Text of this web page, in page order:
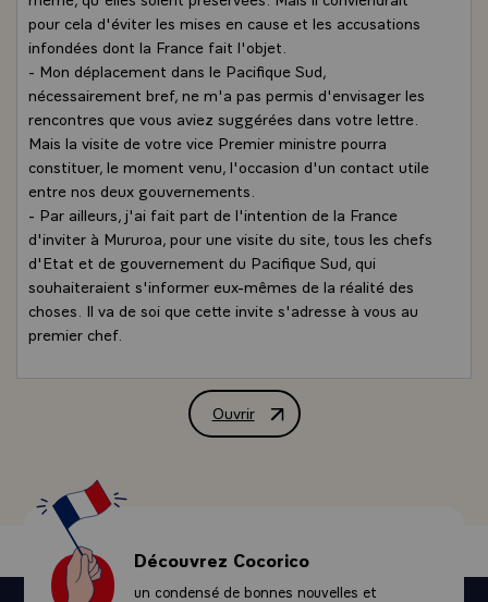
pour cela d'éviter les mises en cause et les accusations
infondées dont la France fait l'objet.
- Mon déplacement dans le Pacifique Sud,
nécessairement bref, ne m'a pas permis d'envisager les
rencontres que vous aviez suggérées dans votre lettre.
Mais la visite de votre vice Premier ministre pourra
constituer, le moment venu, l'occasion d'un contact utile
entre nos deux gouvernements.
- Par ailleurs, j'ai fait part de l'intention de la France
d'inviter à Mururoa, pour une visite du site, tous les chefs
d'Etat et de gouvernement du Pacifique Sud, qui
souhaiteraient s'informer eux-mêmes de la réalité des
choses. Il va de soi que cette invite s'adresse à vous au
premier chef.
Ouvrir
Lettre de M. François Mitterrand,
Découvrez Cocorico
un condensé de bonnes nouvelles et